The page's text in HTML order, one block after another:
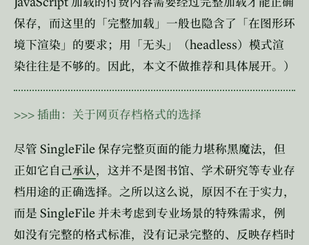
保存，而这里的「完整加载」一般也隐含了「在图形环
境下渲染」的要求；用「无头」（headless）模式渲
染往往是不够的。因此，本文不做推荐和具体展开。）
>>>插曲：关于网页存档格式的选择
尽管 SingleFile保存完整页面的能力堪称黑魔法，但
正如它自己承认，这并不是图书馆、学术研究等专业存
档用途的正确选择。之所以这么说，原因不在于实力，
而是 SingleFile 并未考虑到专业场景的特殊需求，例
如没有完整的格式标准，没有记录完整的、反映存档时